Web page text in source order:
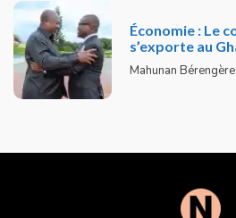
Économie : Le
s’exporte au
Mahunan Bérengère